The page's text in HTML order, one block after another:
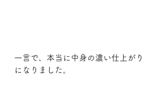
一言で、本当に中身の濃い仕上がり
になりました。